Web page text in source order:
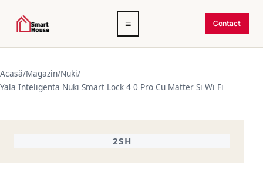
Deschide
meniul
≡ Contact
Acasă/Magazin/Nuki/
Yala Inteligenta Nuki Smart Lock 4 0 Pro Cu Matter Si Wi Fi
2SH